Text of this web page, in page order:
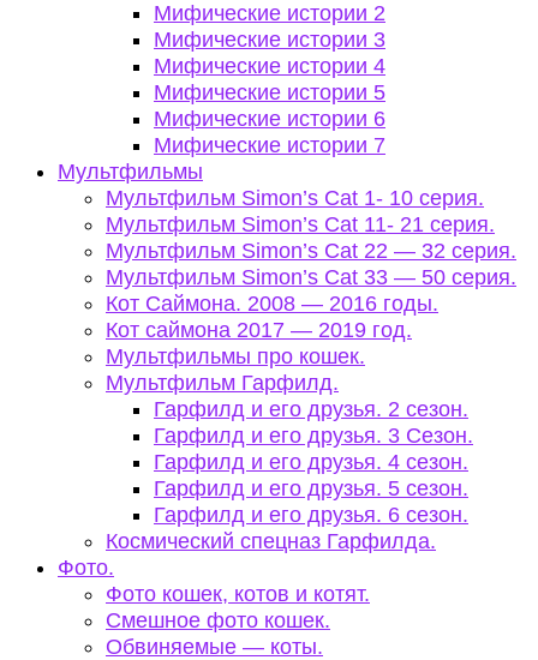
Мифические истории 2
Мифические истории 3
Мифические истории 4
Мифические истории 5
Мифические истории 6
Мифические истории 7
Мультфильмы
Мультфильм Simon’s Cat 1- 10 серия.
Мультфильм Simon’s Cat 11- 21 серия.
Мультфильм Simon’s Cat 22 — 32 серия.
Мультфильм Simon’s Cat 33 — 50 серия.
Кот Саймона. 2008 — 2016 годы.
Кот саймона 2017 — 2019 год.
Мультфильмы про кошек.
Мультфильм Гарфилд.
Гарфилд и его друзья. 2 сезон.
Гарфилд и его друзья. 3 Сезон.
Гарфилд и его друзья. 4 сезон.
Гарфилд и его друзья. 5 сезон.
Гарфилд и его друзья. 6 сезон.
Космический спецназ Гарфилда.
Фото.
Фото кошек, котов и котят.
Смешное фото кошек.
Обвиняемые — коты.